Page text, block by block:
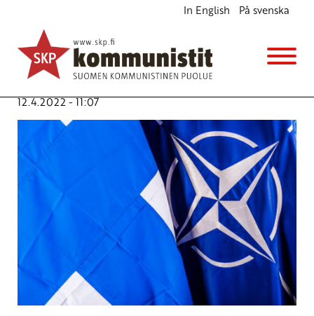
In English På svenska
Natojäsenyys ei ole ratkaisu
Blogi
Avainsanat:liitoutumattomuus,Mauno Koivisto
12.4.2022 - 11:07